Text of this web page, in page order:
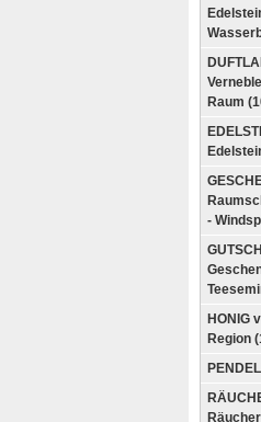
Raum
-
HONIG
Region